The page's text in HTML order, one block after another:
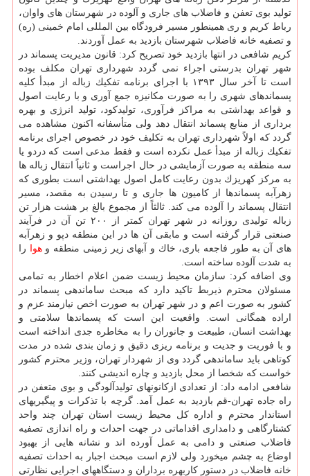
تولید بوی تعفن و فاضلاب های جاری و آلوده در شهرستان های واوان،
رباط كریم و ری همینطور مسیر فرودگاه بین المللی امام خمینی (ره)
و تصفیه خانه فاضلاب شهرستان بازدید به عمل آوردند.
كریم شافعی در انتها بازدید خود تصریح كرد: قانون مدیریت پسماند در
شهر تهران بدرستی اجراء نمی گردد شهرداری تهران مكلف بوده
است تا آخر سال ۱۳۹۳ با اجرای برنامه تفكیك زباله از مبدأ كلیه
پسماندهای شهری را به صورت مكانیزه جمع آوری و با رعایت اصول
و قواعد بهداشتی به مراكز فرآوری، تولیدكود، تولید انرژی و بهره
برداری از منابع پسماند انتقال دهد ولی متأسفانه اكنون مشاهده می
گردد كه اولاً شهرداری تهران به تكلیف خود در خصوص اجرای برنامه
تفكیك زباله از مبدأ عمل نكرده است و فقط مدعی است كه دردو یا
سه منطقه به صورت آزمایشی در حال اجراست و ثانیاً انتقال زباله ها
به مركز كهریزك بدون رعایت كامل اصول بهداشتی است بطوری كه
زهرآبه پسماندها از كامیون ها جاری و تا رسیدن به مقصد، مسیر
انتقال پسماند را آلوده می كند. ثالثاً از مجموع بالغ بر هشت هزار تن
زباله تولیدی روزانه در شهر تهران كمتر از ۲۰۰ تن آن در فرآیند
صنعتی قرار گرفته است و مابقی آن ها در این منطقه دپو و زهرآبه
های آن به طور فاجعه باری، خاك و آبهای زیر زمینی منطقه وهوا را
به شدت آلوده ساخته است.
وی اضافه كرد: سازمان محیط زیست ضمن اعلام اخطار به تمامی
مسئولان محترم ذیربط تاكید دارد كه مبحث ساماندهی پسماند در
كشور به صورت اعم و در شهر تهران به صورت اخص نیازمند عزم و
اراده همگانی است. واقعیت این است كه پسماندها سلامتی و
بهداشت انسان، طبیعت و جانوران را به مخاطره جدی انداخته است
و با فوریت و جدیت و برنامه ریزی دقیق و زمان بندی شده در مدت
كوتاهی باید ساماندهی گردد وی از شهردار تهران، وزیر محترم كشور
خواست كه شخصا از محل بازدید و چاره اندیشی كنند.
شافعی ادامه داد: از تعدادی ازكانونهای تولیدآلودگی و بوی متعفن در
راه جاده تهران-قم بازدید به عمل آمد. گرچه با تذكرات و پیگیریهای
استاندار محترم و اداره كل محیط زیست استان تهران چند واحد
كشتارگاهی و دامداری اقداماتی در جهت احداث و راه اندازی تصفیه
فاضلاب صنعتی و دامی به عمل آورده اند و نشانه هایی از بهبود
اوضاع به چشم میخورد ولی لازم است مبحث اجبار به احداث تصفیه
خانه فاضلاب در دستور كاربهره برداران و دستگاههای اجرایی نظارتی